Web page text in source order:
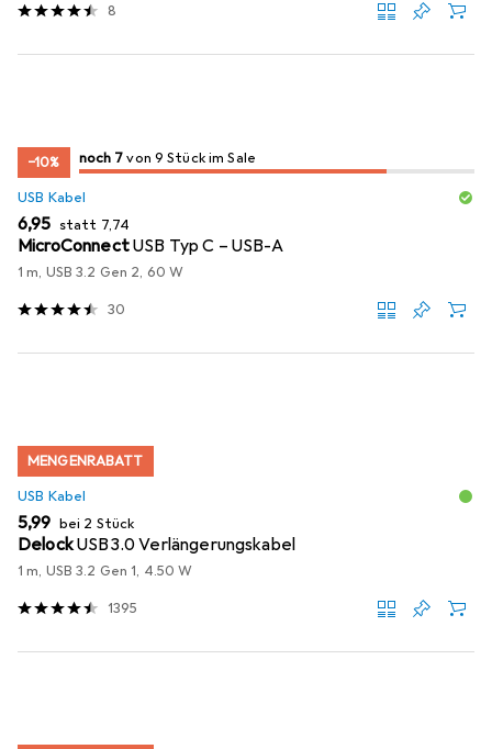
8
−10% 7/ 9
7/ 9 im Sale
noch 7 von 9 Stück im Sale
USB Kabel
EUR
6,95 statt EUR
7,74
MicroConnectUSB Typ C – USB-A
1 m, USB 3.2 Gen 2, 60 W
30
MENGENRABATT
USB Kabel
EUR
5,99 bei 2 Stück
DelockUSB3.0 Verlängerungskabel
1 m, USB 3.2 Gen 1, 4.50 W
1395